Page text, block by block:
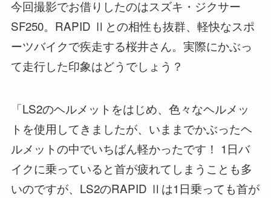
今回撮影でお借りしたのはスズキ・ジクサー
SF250。RAPID Ⅱとの相性も抜群、軽快なスポ
ーツバイクで疾走する桜井さん。実際にかぶっ
て走行した印象はどうでしょう？
「LS2のヘルメットをはじめ、色々なヘルメッ
トを使用してきましたが、いままでかぶったヘ
ルメットの中でいちばん軽かったです！ 1日バ
イクに乗っていると首が疲れてしまうことも多
いのですが、LS2のRAPID Ⅱは1日乗っても首が